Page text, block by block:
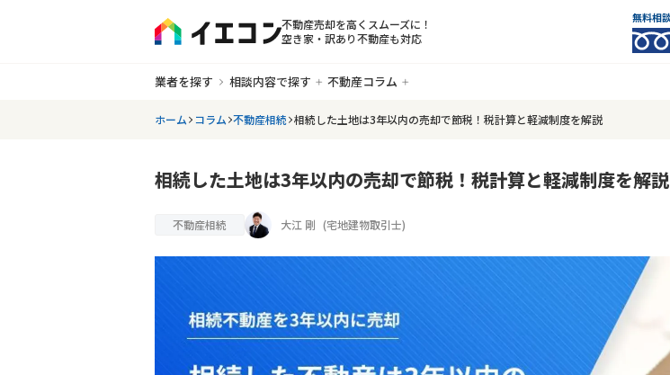
不動産売却を高くスムーズに！
空き家・訳あり不動産も対応
業者を探す 相談内容で探す 不動産コラム
ホーム コラム 不動産相続 相続した土地は3年以内の売却で節税！税計算と軽減制度を解説
相続した土地は3年以内の売却で節税！税計算と軽減制度を解説
不動産相続 大江 剛 (宅地建物取引士)